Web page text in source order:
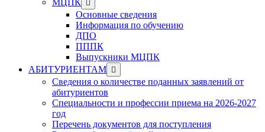
МЦПК
sub
menu
Основные сведения
Информация по обучению
ДПО
ПППК
Выпускники МЦПК
АБИТУРИЕНТАМ Show
sub
menu
Сведения о количестве поданных заявлений от
абитуриентов
Специальности и профессии приема на 2026-2027
год
Перечень документов для поступления